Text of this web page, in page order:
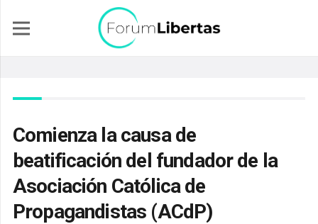
Comienza la causa de
beatificación del fundador de la
Asociación Católica de
Propagandistas (ACdP)